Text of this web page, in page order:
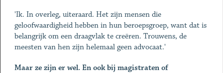
'Ik. In overleg, uiteraard. Het zijn mensen die
geloofwaardigheid hebben in hun beroepsgroep, want dat is
belangrijk om een draagvlak te creëren. Trouwens, de
meesten van hen zijn helemaal geen advocaat.'
Maar ze zijn er wel. En ook bij magistraten of